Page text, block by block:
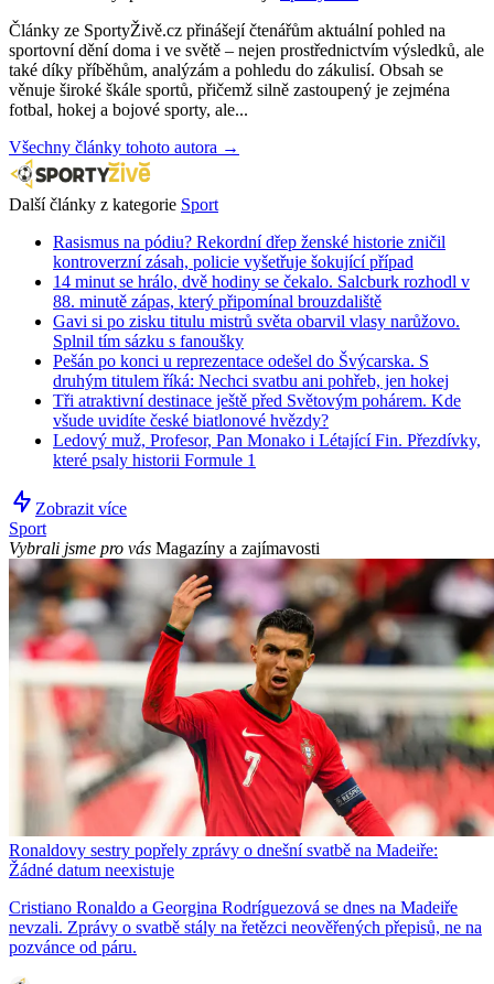
Články ze SportyŽivě.cz přinášejí čtenářům aktuální pohled na
sportovní dění doma i ve světě – nejen prostřednictvím výsledků, ale
také díky příběhům, analýzám a pohledu do zákulisí. Obsah se
věnuje široké škále sportů, přičemž silně zastoupený je zejména
fotbal, hokej a bojové sporty, ale...
Všechny články tohoto autora →
Další články z kategorie Sport
Rasismus na pódiu? Rekordní dřep ženské historie zničil
kontroverzní zásah, policie vyšetřuje šokující případ
14 minut se hrálo, dvě hodiny se čekalo. Salcburk rozhodl v
88. minutě zápas, který připomínal brouzdaliště
Gavi si po zisku titulu mistrů světa obarvil vlasy narůžovo.
Splnil tím sázku s fanoušky
Pešán po konci u reprezentace odešel do Švýcarska. S
druhým titulem říká: Nechci svatbu ani pohřeb, jen hokej
Tři atraktivní destinace ještě před Světovým pohárem. Kde
všude uvidíte české biatlonové hvězdy?
Ledový muž, Profesor, Pan Monako i Létající Fin. Přezdívky,
které psaly historii Formule 1
Zobrazit více
Sport
Vybrali jsme pro vás Magazíny a zajímavosti
Ronaldovy sestry popřely zprávy o dnešní svatbě na Madeiře:
Žádné datum neexistuje
Cristiano Ronaldo a Georgina Rodríguezová se dnes na Madeiře
nevzali. Zprávy o svatbě stály na řetězci neověřených přepisů, ne na
pozvánce od páru.